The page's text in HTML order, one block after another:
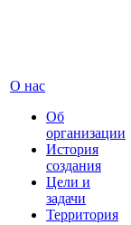
О нас
Об
организации
История
создания
Цели и
задачи
Территория